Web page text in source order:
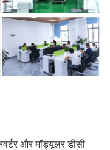
और मॉड्यूलर डीसी